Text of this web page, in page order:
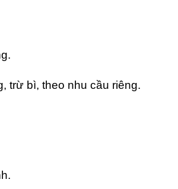
trừ bì, theo nhu cầu riêng.